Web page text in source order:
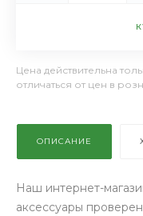
Цена действительна
отличаться от цен в
ОПИСАНИЕ
Наш интернет-
аксессуары